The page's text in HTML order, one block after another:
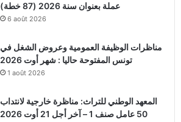
عملة بعنوان سنة 2026 (87 خطة)
6 août 2026
مناظرات الوظيفة العمومية وعروض الشغل في
تونس المفتوحة حاليا : شهر أوت 2026
1 août 2026
المعهد الوطني للتراث: مناظرة خارجية لانتداب
50 عامل صنف 1 – آخر أجل 21 أوت 2026